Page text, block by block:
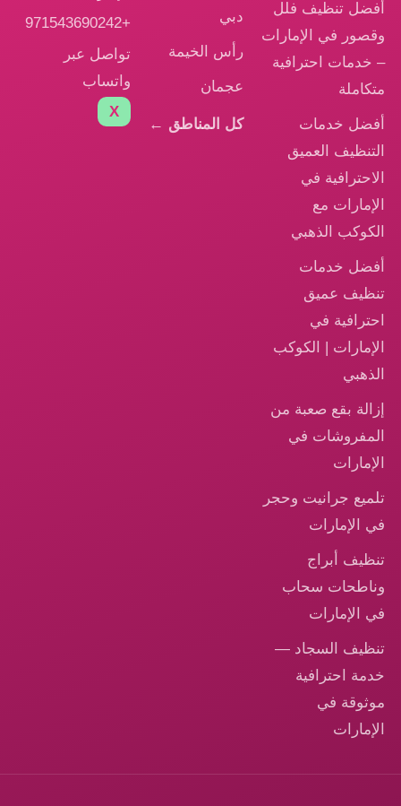
تنظيف فلل
في الإمارات
احترافية
خدمات
العميق
في
مع
الذهبي
خدمات
عميق
في
| الكوكب
بقع صعبة من
في
جرانيت وحجر
أبراج
سحاب
السجاد —
احترافية
في
دبي
رأس الخيمة
عجمان
كل المناطق ←
تواصل عبر
واتساب